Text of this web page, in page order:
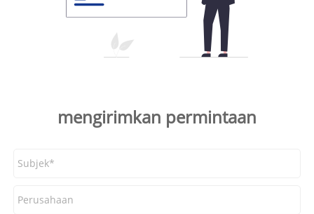
mengirimkan permintaan